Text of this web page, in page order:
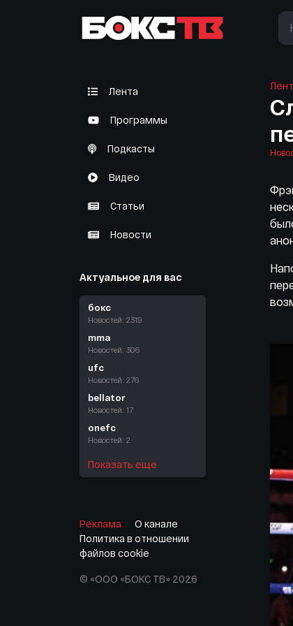
Лента
Программы
Подкасты
Видео
Статьи
Новости
Актуальное для вас
бокс
Новостей: 2319
mma
Новостей: 306
ufc
Новостей: 276
bellator
Новостей: 17
onefc
Новостей: 2
Показать еще
Реклама
О канале
Политика в отношении
файлов cookie
© «ООО «БОКС ТВ» 2026